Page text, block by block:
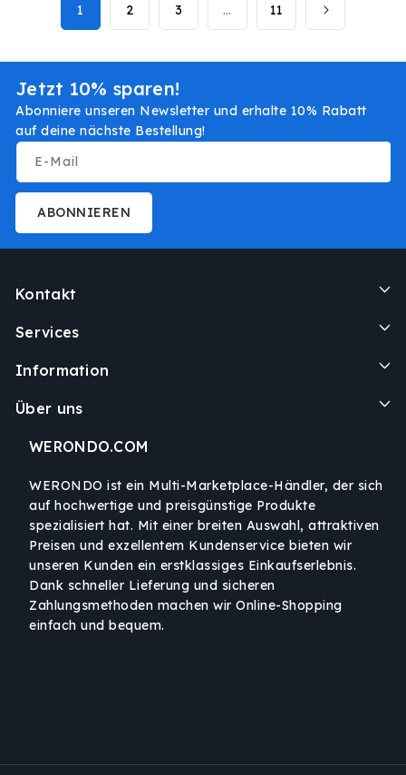
1 2 3 … 11
Jetzt 10% sparen!
Abonniere unseren Newsletter und erhalte 10% Rabatt
auf deine nächste Bestellung!
E-Mail
ABONNIEREN
Kontakt
Services
Information
Über uns
WERONDO.COM
WERONDO ist ein Multi-Marketplace-Händler, der sich
auf hochwertige und preisgünstige Produkte
spezialisiert hat. Mit einer breiten Auswahl, attraktiven
Preisen und exzellentem Kundenservice bieten wir
unseren Kunden ein erstklassiges Einkaufserlebnis.
Dank schneller Lieferung und sicheren
Zahlungsmethoden machen wir Online-Shopping
einfach und bequem.